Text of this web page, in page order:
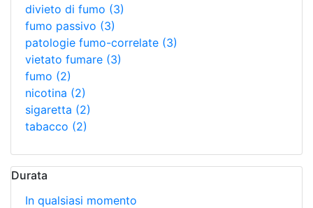
divieto di fumo (3)
fumo passivo (3)
patologie fumo-correlate (3)
vietato fumare (3)
fumo (2)
nicotina (2)
sigaretta (2)
tabacco (2)
Durata
In qualsiasi momento